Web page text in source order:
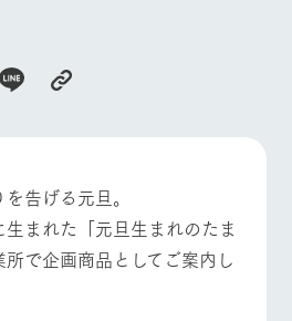
ント・フェアの
情報やスケジュ
動物とふ
れあう
アクティ
ビティ／
体験
今日の牧場 牧場の楽しみ方
告げる元旦。
まれた「元旦生まれのたま
で企画商品としてご案内し